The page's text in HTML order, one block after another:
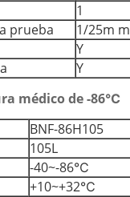
1
prueba
1/25m m
Y
Y
médico de-86℃
BNF-86H105
105L
-40~-86℃
+10~+32℃